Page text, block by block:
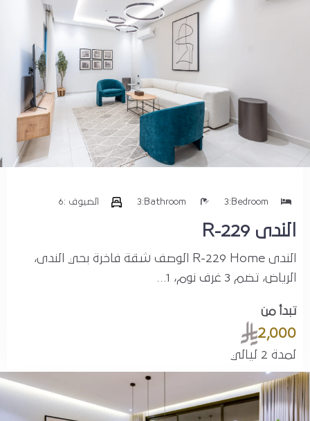
الندى R-229
الندى R-229 Home الوصف شقة فاخرة بحي الندى،
الرياض، تضم 3 غرف نوم، 1…
Bedroom:
3
Bathroom:
3 الضيوف :6
تبدأ من
2,000
لمدة 2 ليالي
المدينة
الرياض
تاريخ الخروج